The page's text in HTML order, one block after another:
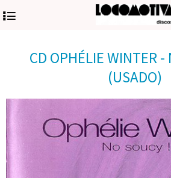
4
CD OPHÉLIE WINTER -
(USADO)